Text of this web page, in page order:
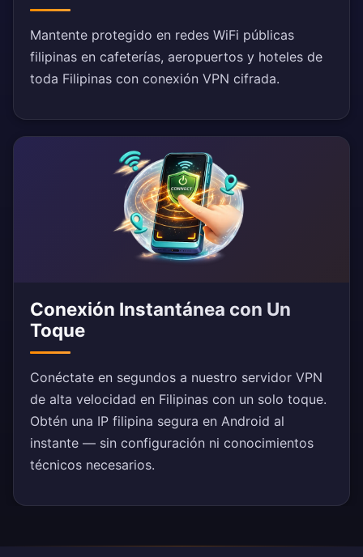
Mantente protegido en redes WiFi públicas
filipinas en cafeterías, aeropuertos y hoteles de
toda Filipinas con conexión VPN cifrada.
Conexión Instantánea con Un
Toque
Conéctate en segundos a nuestro servidor VPN
de alta velocidad en Filipinas con un solo toque.
Obtén una IP filipina segura en Android al
instante — sin configuración ni conocimientos
técnicos necesarios.